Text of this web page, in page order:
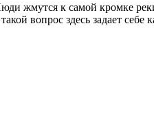
жмутся к самой кромке
вопрос здесь задает себе